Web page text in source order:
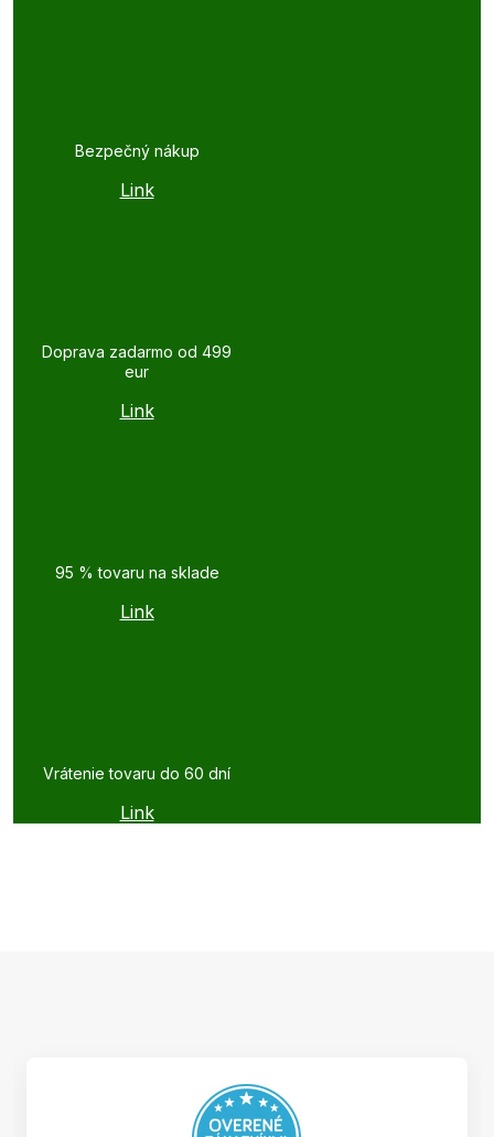
Bezpečný nákup
Link
Doprava zadarmo od 499
eur
Link
95 % tovaru na sklade
Link
Vrátenie tovaru do 60 dní
Link